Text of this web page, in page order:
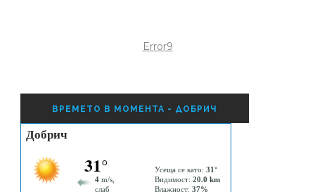
Error9
ВРЕМЕТО В МОМЕНТА - ДОБРИЧ